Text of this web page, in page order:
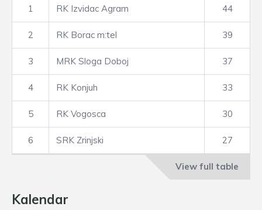
1 RK Izvidac Agram 44
2 RK Borac m:tel 39
3 MRK Sloga Doboj 37
4 RK Konjuh 33
5 RK Vogosca 30
6 SRK Zrinjski 27
View full table
Kalendar